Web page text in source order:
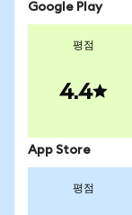
Google Play
평점
4.4
App Store
평점